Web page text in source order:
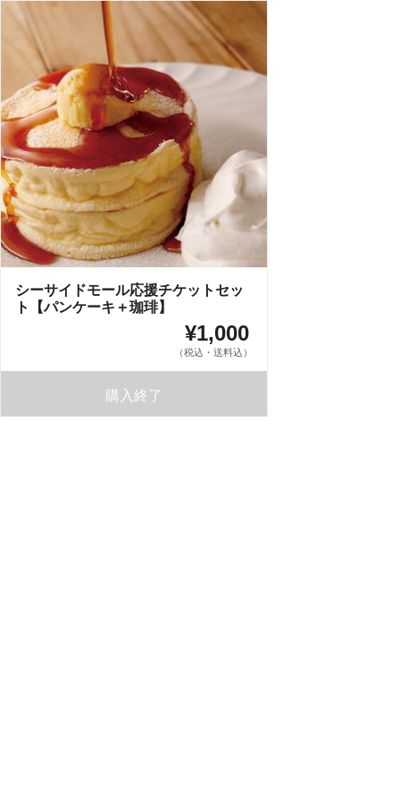
シーサイドモール応援チケットセッ
ト【パンケーキ＋珈琲】
¥1,000
（税込・送料込）
購入終了